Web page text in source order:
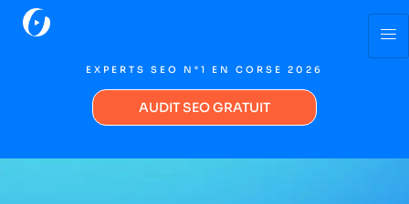
EXPERTS SEO N°1 EN CORSE 2026
AUDIT SEO GRATUIT